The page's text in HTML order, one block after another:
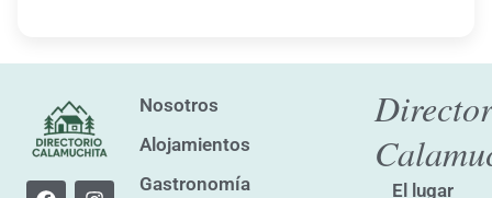
F I
Nosotros
Alojamientos
Gastronomía
El lugar